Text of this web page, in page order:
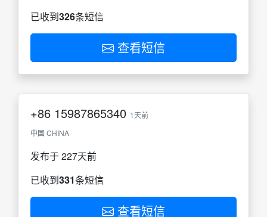
已收到326条短信
查看短信
+86 15987865340 1天前
中国 CHINA
发布于 227天前
已收到331条短信
查看短信